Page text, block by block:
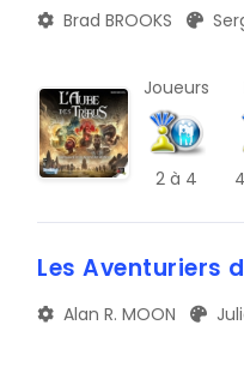
F
N
R
V
Z
C
Brad BROOKS
Joueurs
2 à 4
Les Aventuriers
Alan R. MOON